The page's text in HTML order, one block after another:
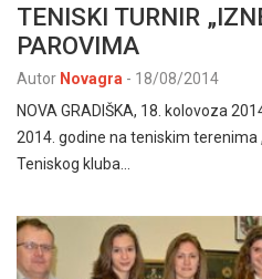
TENISKI TURNIR
PAROVIMA
Autor Novagra - 18/08/2014
NOVA GRADIŠKA, 18. kolovoza
2014. godine na teniskim terenima
Teniskog kluba…